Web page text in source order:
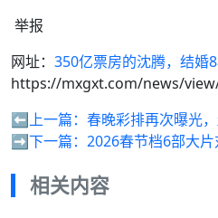
举报
网址： 350亿票房的沈腾，结婚
https://mxgxt.com/news/
⬅️上一篇： 春晚彩排再次曝光
➡️下一篇： 2026春节档6部大
相关内容